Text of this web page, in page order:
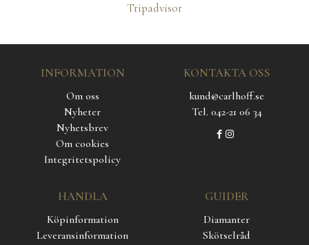
Tripadvisor
INFORMATION
Om oss
Nyheter
Nyhetsbrev
Om cookies
Integritetspolicy
KONTAKTA OSS
kund@carlhoff.se
Tel. 042-21 06 34
HANDLA
Köpinformation
Leveransinformation
GUIDER
Diamanter
Skötselråd